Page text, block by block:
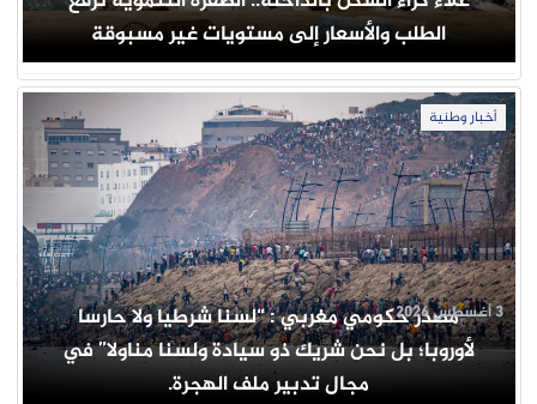
الطلب والأسعار إلى مستويات غير مسبوقة
أخبار وطنية
مصدر حكومي مغربي : “لسنا شرطيا ولا حارسا
لأوروبا؛ بل نحن شريك ذو سيادة ولسنا مناولا” في
مجال تدبير ملف الهجرة.
3 أغسطس 2026